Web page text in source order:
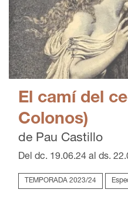
El camí del
Colonos)
de Pau Castillo
Del dc. 19.06.24 al ds.
TEMPORADA 2023/24